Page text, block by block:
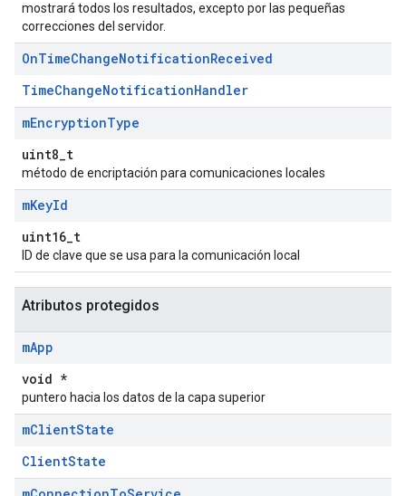
mostrará todos los resultados, excepto por las pequeñas
correcciones del servidor.
OnTimeChangeNotificationReceived
TimeChangeNotificationHandler
mEncryptionType
uint8_t
método de encriptación para comunicaciones locales
mKeyId
uint16_t
ID de clave que se usa para la comunicación local
Atributos protegidos
mApp
void *
puntero hacia los datos de la capa superior
mClientState
ClientState